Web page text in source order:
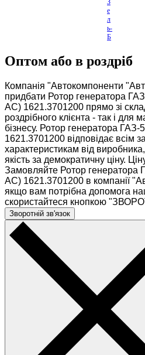
З
е
л
ь-
Б
е
з,
...
Оптом або в роздріб
Компанія "Автокомпоненти
придбати Ротор генератора
AC) 1621.3701200 прямо зі
роздрібного клієнта - так і для
бізнесу. Ротор генератора
1621.3701200 відповідає всім
характеристикам від
якість за демократичну ціну.
Замовляйте Ротор генератора
AC) 1621.3701200 в компанії
якщо вам потрібна допомога
скористайтеся кнопкою
Зворотній зв'язок